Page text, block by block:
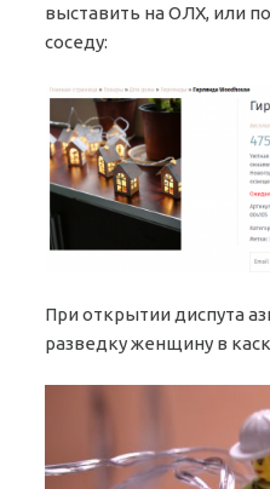
выставить на ОЛХ, или
соседу:
При открытии диспута
разведку женщину в